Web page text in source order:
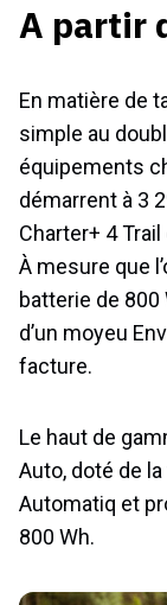
A partir
En matière de
simple au
équipements
démarrent à 3
Charter+ 4
À mesure que
batterie de 800
d’un moyeu
facture.
Le haut de
Auto, doté de
Automatiq et
800 Wh.